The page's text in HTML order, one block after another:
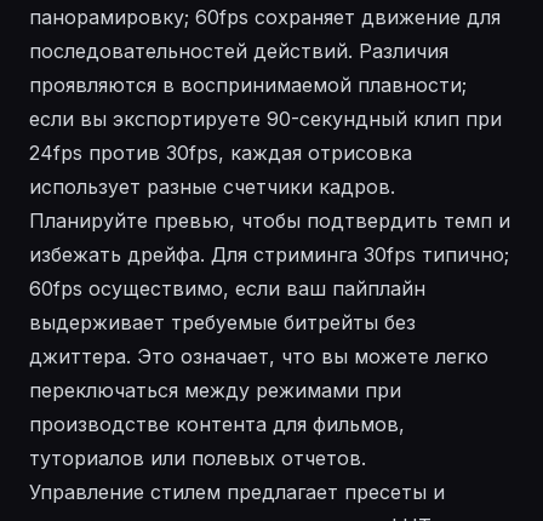
панорамировку; 60fps сохраняет движение для
последовательностей действий. Различия
проявляются в воспринимаемой плавности;
если вы экспортируете 90-секундный клип при
24fps против 30fps, каждая отрисовка
использует разные счетчики кадров.
Планируйте превью, чтобы подтвердить темп и
избежать дрейфа. Для стриминга 30fps типично;
60fps осуществимо, если ваш пайплайн
выдерживает требуемые битрейты без
джиттера. Это означает, что вы можете легко
переключаться между режимами при
производстве контента для фильмов,
туториалов или полевых отчетов.
Управление стилем предлагает пресеты и